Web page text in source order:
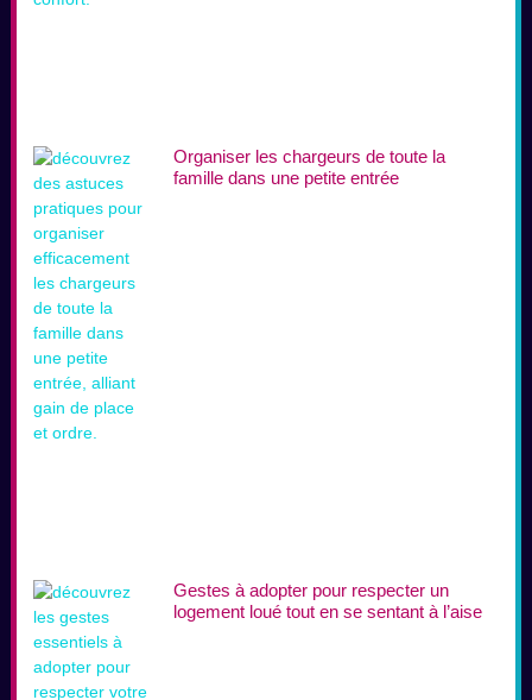
Organiser les chargeurs de toute la
famille dans une petite entrée
Gestes à adopter pour respecter un
logement loué tout en se sentant à l’aise